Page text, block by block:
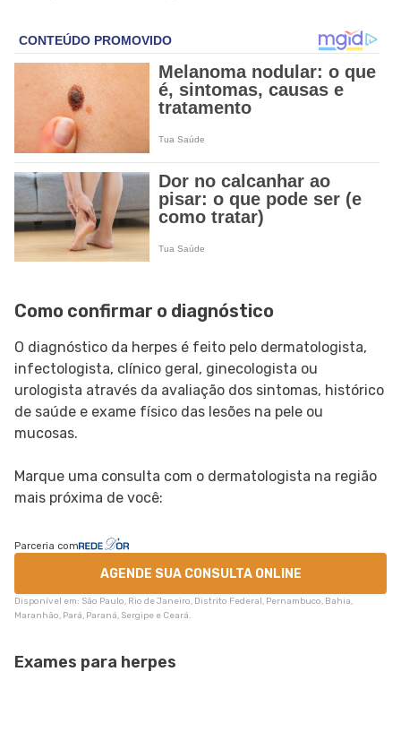
Como confirmar o diagnóstico
O diagnóstico da herpes é feito pelo dermatologista,
infectologista, clínico geral, ginecologista ou
urologista através da avaliação dos sintomas, histórico
de saúde e exame físico das lesões na pele ou
mucosas.
Marque uma consulta com o dermatologista na região
mais próxima de você:
Parceria com
AGENDE SUA CONSULTA ONLINE
Disponível em: São Paulo, Rio de Janeiro, Distrito Federal, Pernambuco, Bahia,
Maranhão, Pará, Paraná, Sergipe e Ceará.
Exames para herpes